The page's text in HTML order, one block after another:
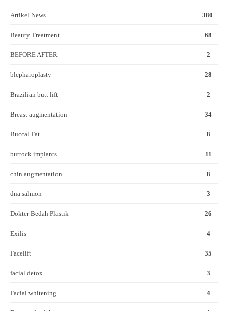
Artikel News 380
Beauty Treatment 68
BEFORE AFTER 2
blepharoplasty 28
Brazilian butt lift 2
Breast augmentation 34
Buccal Fat 8
buttock implants 11
chin augmentation 8
dna salmon 3
Dokter Bedah Plastik 26
Exilis 4
Facelift 35
facial detox 3
Facial whitening 4